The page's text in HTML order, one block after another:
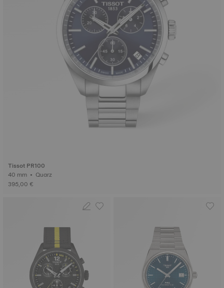
Tissot PR100
40 mm • Quarz
395,00 €